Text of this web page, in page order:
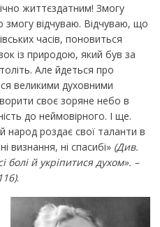
життєздатним! Змогу
змогу відчуваю. Відчуваю, що
часів, поновиться
із природою, який був за
Але йдеться про
великими духовними
своє зоряне небо в
до неймовірного. І ще.
народ роздає свої таланти в
визнання, ні спасибі» (Див.
болі й укріпитися духом». –
.